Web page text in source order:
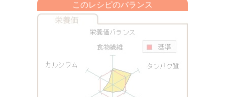
このレシピのバランス